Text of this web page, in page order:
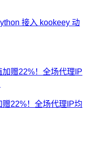
接入 kookeey 动
22%！全场代理IP均